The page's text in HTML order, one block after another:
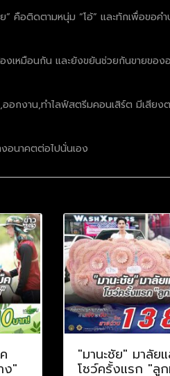
คือติดตามหนุ่ม “โอ้” และทักเพื่อขอค
งเหมือนกัน และยังขยันช่วยกันขายของ
อกงาน,ทำไลฟ์สตรีมคอนเสิร์ต มีเสียง
อนาคตต่อไปนั่นเอง
ง"
"มานะชัย" มาลัย
โชว์ครั้งแรก "ลู